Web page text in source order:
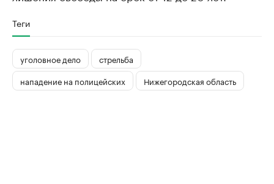
Теги
уголовное дело
стрельба
нападение на полицейских
Нижегородская область